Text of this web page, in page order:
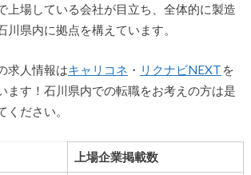
上場している会社が目立ち、全体的に製造
川県内に拠点を構えています。
求人情報はキャリコネ ・ リクナビNEXT を
ます！石川県内での転職をお考えの方は是
ださい。
上場企業掲載数